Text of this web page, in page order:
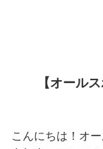
【オール
こんにちは！オ